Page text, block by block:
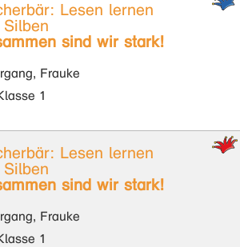
Lesen lernen
sind wir stark!
Frauke
1
Lesen lernen
sind wir stark!
Frauke
1